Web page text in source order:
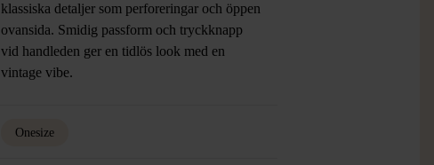
klassiska detaljer som perforeringar och öppen
ovansida. Smidig passform och tryckknapp
vid handleden ger en tidlös look med en
vintage vibe.
Onesize